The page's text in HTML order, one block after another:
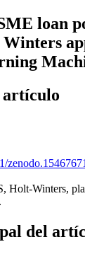
loan
zenodo.15467671
Holt-Winters,
del